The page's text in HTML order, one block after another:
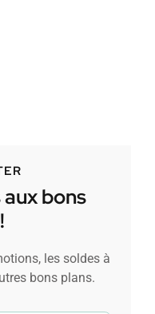
bons
les soldes à
bons plans.